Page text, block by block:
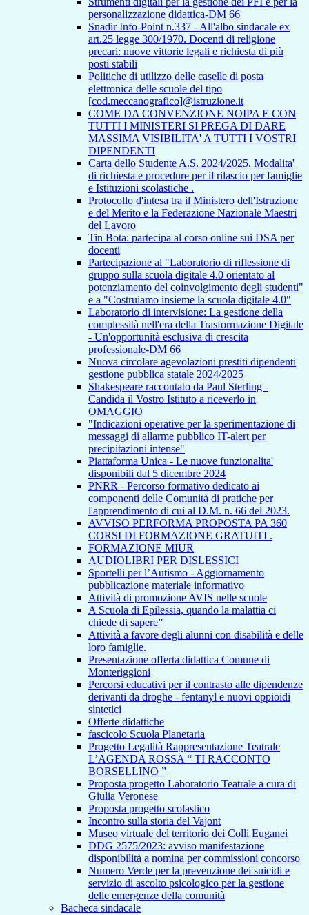
personalizzazione didattica-DM 66
Snadir Info-Point n.337 - All'albo sindacale ex
art.25 legge 300/1970. Docenti di religione
precari: nuove vittorie legali e richiesta di più
posti stabili
Politiche di utilizzo delle caselle di posta
elettronica delle scuole del tipo
[cod.meccanografico]@istruzione.it
COME DA CONVENZIONE NOIPA E CON
TUTTI I MINISTERI SI PREGA DI DARE
MASSIMA VISIBILITA' A TUTTI I VOSTRI
DIPENDENTI
Carta dello Studente A.S. 2024/2025. Modalita'
di richiesta e procedure per il rilascio per famiglie
e Istituzioni scolastiche .
Protocollo d'intesa tra il Ministero dell'Istruzione
e del Merito e la Federazione Nazionale Maestri
del Lavoro
Tin Bota: partecipa al corso online sui DSA per
docenti
Partecipazione al "Laboratorio di riflessione di
gruppo sulla scuola digitale 4.0 orientato al
potenziamento del coinvolgimento degli studenti"
e a "Costruiamo insieme la scuola digitale 4.0"
Laboratorio di intervisione: La gestione della
complessità nell'era della Trasformazione Digitale
- Un'opportunità esclusiva di crescita
professionale-DM 66
Nuova circolare agevolazioni prestiti dipendenti
gestione pubblica statale 2024/2025
Shakespeare raccontato da Paul Sterling -
Candida il Vostro Istituto a riceverlo in
OMAGGIO
"Indicazioni operative per la sperimentazione di
messaggi di allarme pubblico IT-alert per
precipitazioni intense"
Piattaforma Unica - Le nuove funzionalita'
disponibili dal 5 dicembre 2024
PNRR - Percorso formativo dedicato ai
componenti delle Comunità di pratiche per
l'apprendimento di cui al D.M. n. 66 del 2023.
AVVISO PERFORMA PROPOSTA PA 360
CORSI DI FORMAZIONE GRATUITI .
FORMAZIONE MIUR
AUDIOLIBRI PER DISLESSICI
Sportelli per l’Autismo - Aggiornamento
pubblicazione materiale informativo
Attività di promozione AVIS nelle scuole
A Scuola di Epilessia, quando la malattia ci
chiede di sapere”
Attività a favore degli alunni con disabilità e delle
loro famiglie.
Presentazione offerta didattica Comune di
Monteriggioni
Percorsi educativi per il contrasto alle dipendenze
derivanti da droghe - fentanyl e nuovi oppioidi
sintetici
Offerte didattiche
fascicolo Scuola Planetaria
Progetto Legalità Rappresentazione Teatrale
L’AGENDA ROSSA “ TI RACCONTO
BORSELLINO ”
Proposta progetto Laboratorio Teatrale a cura di
Giulia Veronese
Proposta progetto scolastico
Incontro sulla storia del Vajont
Museo virtuale del territorio dei Colli Euganei
DDG 2575/2023: avviso manifestazione
disponibilità a nomina per commissioni concorso
Numero Verde per la prevenzione dei suicidi e
servizio di ascolto psicologico per la gestione
delle emergenze della comunità
Bacheca sindacale